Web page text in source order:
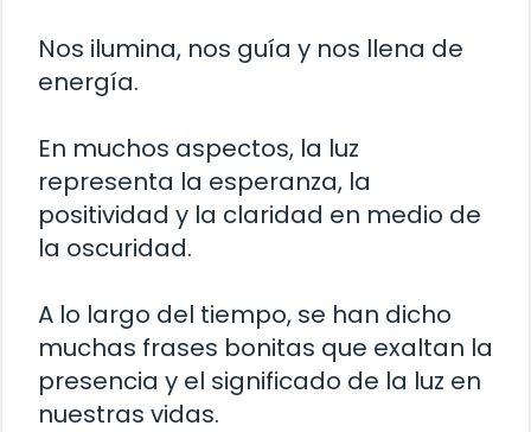
Nos ilumina, nos guía y nos llena de
energía.
En muchos aspectos, la luz
representa la esperanza, la
positividad y la claridad en medio de
la oscuridad.
A lo largo del tiempo, se han dicho
muchas frases bonitas que exaltan la
presencia y el significado de la luz en
nuestras vidas.